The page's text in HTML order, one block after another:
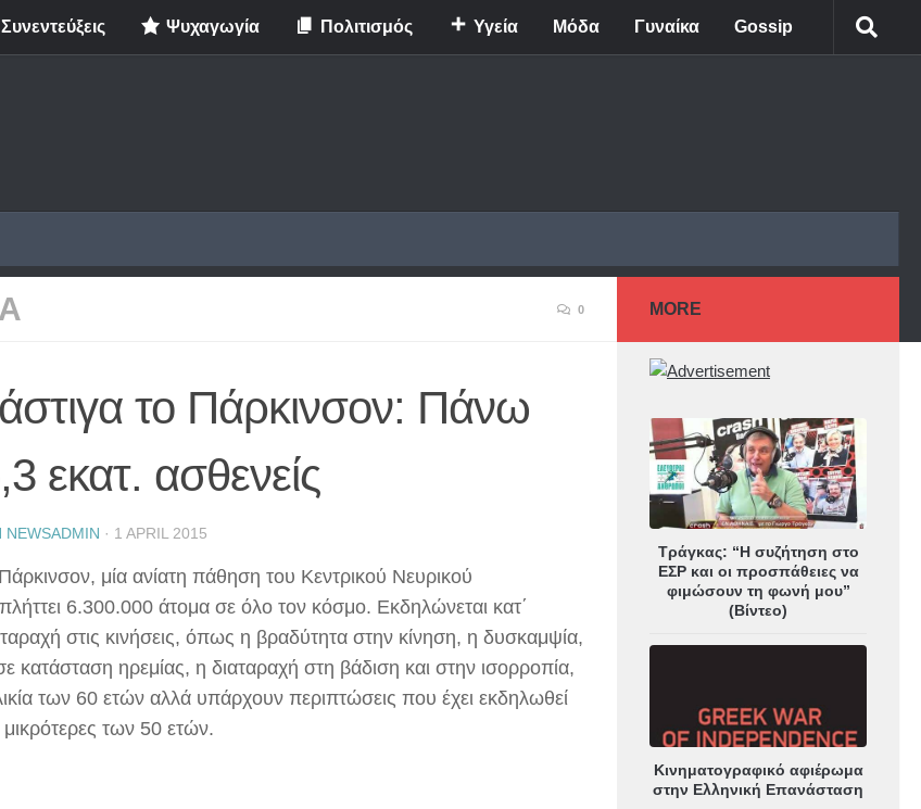
Συνεντεύξεις Ψυχαγωγία Πολιτισμός Υγεία Μόδα Γυναίκα Gossip
0
το Πάρκινσον: Πάνω
εκατ. ασθενείς
NEWSADMIN · 1 APRIL 2015
μία ανίατη πάθηση του Κεντρικού Νευρικού
6.300.000 άτομα σε όλο τον κόσμο. Εκδηλώνεται κατ΄
στις κινήσεις, όπως η βραδύτητα στην κίνηση, η δυσκαμψία,
κατάσταση ηρεμίας, η διαταραχή στη βάδιση και στην ισορροπία,
των 60 ετών αλλά υπάρχουν περιπτώσεις που έχει εκδηλωθεί
μικρότερες των 50 ετών.
MORE
Τράγκας: “Η συζήτηση στο
ΕΣΡ και οι προσπάθειες να
φιμώσουν τη φωνή μου”
(Βίντεο)
Κινηματογραφικό αφιέρωμα
στην Ελληνική Επανάσταση